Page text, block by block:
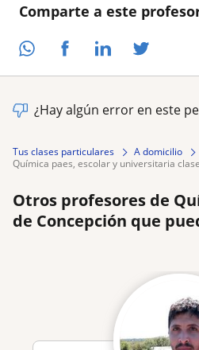
Comparte a este
¿Hay algún error en este
Tus clases particulares A domicilio
química paes, escolar y universitaria
Otros profesores de
de Concepción que